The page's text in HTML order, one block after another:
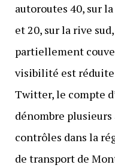
autoroutes 40, sur
et 20, sur la rive
partiellement
visibilité est réduite
Twitter, le compte
dénombre
contrôles dans la
de transport de